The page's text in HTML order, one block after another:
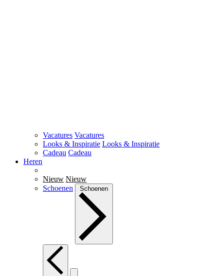
Vacatures Vacatures
Looks & Inspiratie Looks & Inspiratie
Cadeau Cadeau
Heren
Nieuw Nieuw
Schoenen
Schoenen